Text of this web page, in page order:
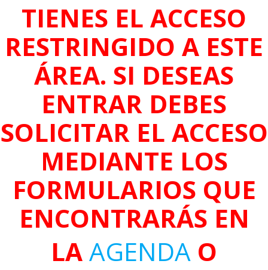
TIENES EL ACCESO
RESTRINGIDO A ESTE
ÁREA. SI DESEAS
ENTRAR DEBES
SOLICITAR EL ACCESO
MEDIANTE LOS
FORMULARIOS QUE
ENCONTRARÁS EN
LAAGENDA O